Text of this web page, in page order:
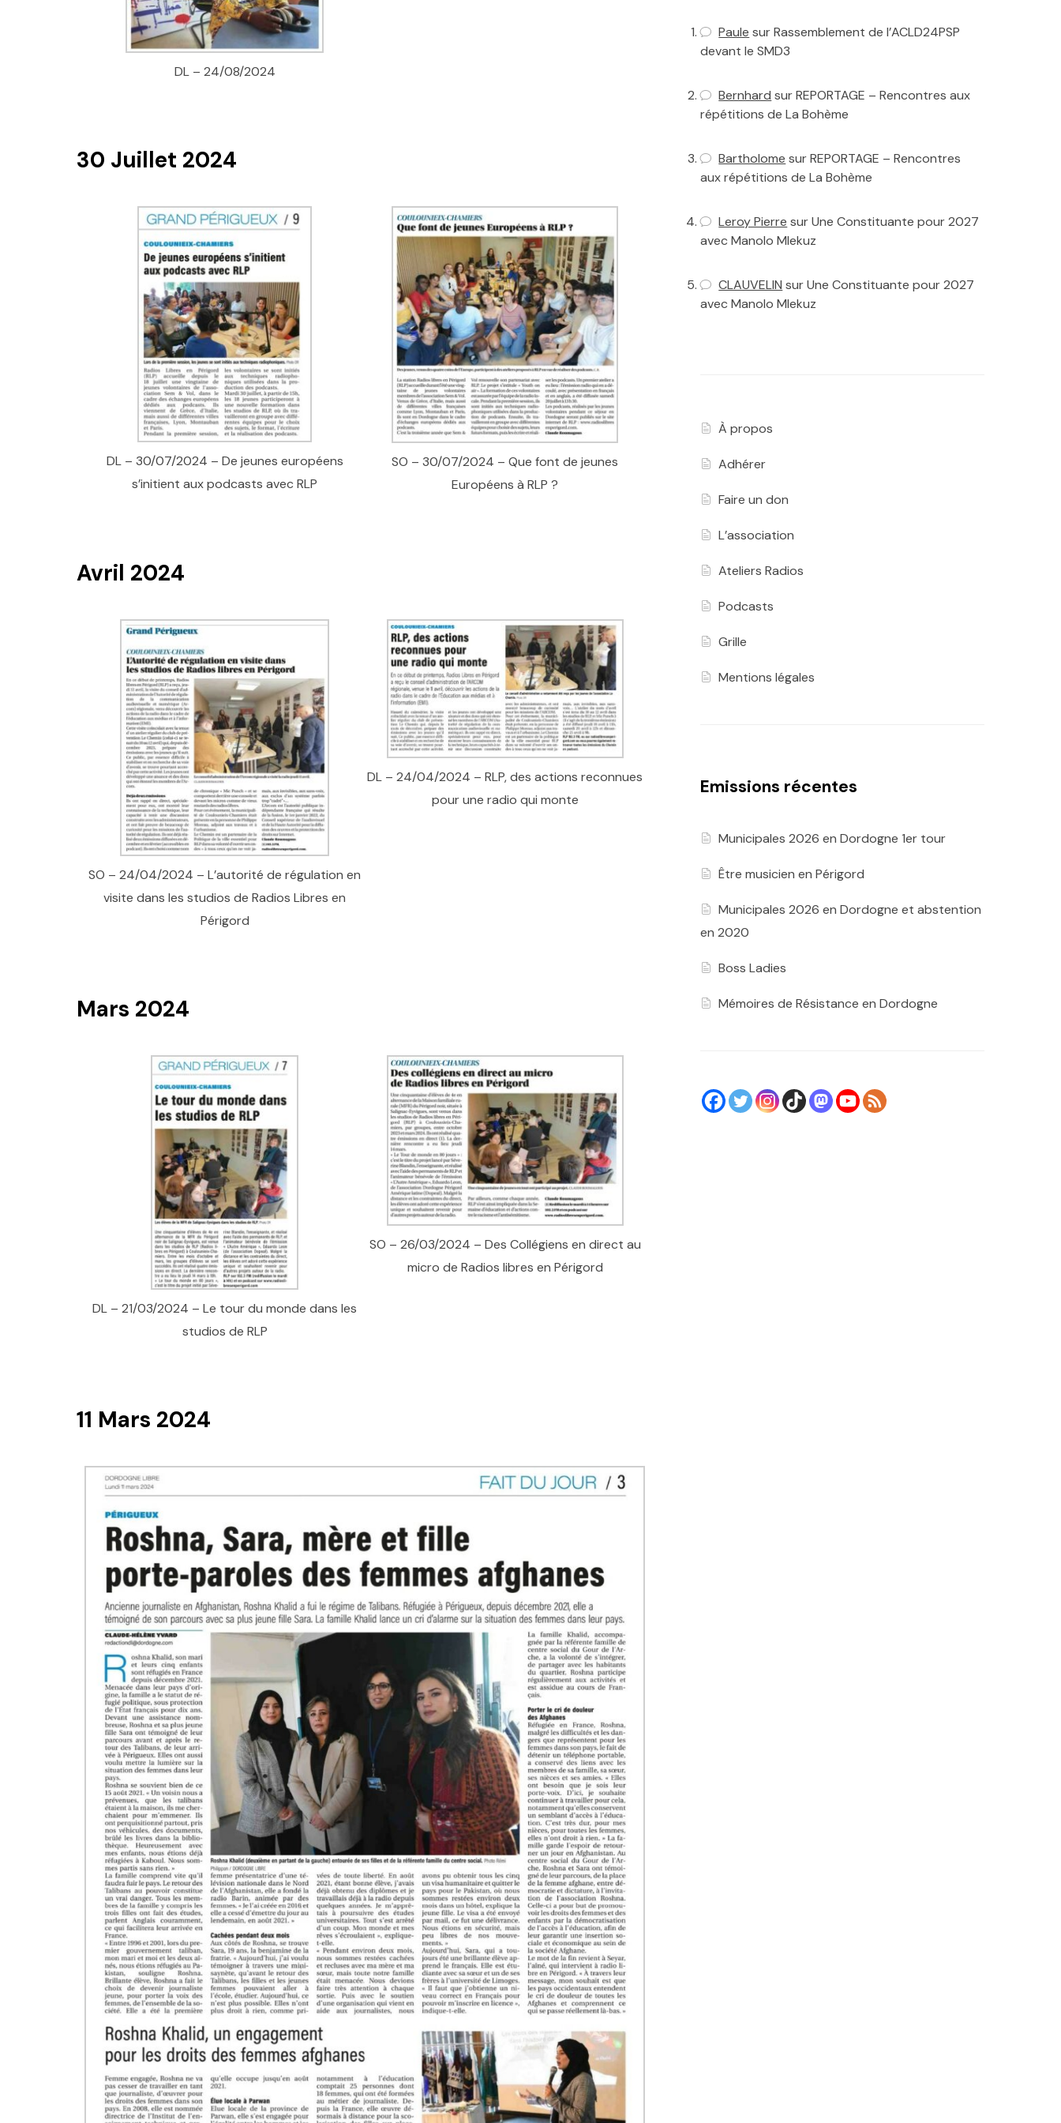
DL – 24/08/2024
30 Juillet 2024
DL – 30/07/2024 – De jeunes européens
s’initient aux podcasts avec RLP
SO – 30/07/2024 – Que font de jeunes
Européens à RLP ?
Avril 2024
SO – 24/04/2024 – L’autorité de régulation en
visite dans les studios de Radios Libres en
Périgord
DL – 24/04/2024 – RLP, des actions reconnues
pour une radio qui monte
Mars 2024
DL – 21/03/2024 – Le tour du monde dans les
studios de RLP
SO – 26/03/2024 – Des Collégiens en direct au
micro de Radios libres en Périgord
11 Mars 2024
Paule surRassemblement de l’ACLD24PSP
devant le SMD3
Bernhard surREPORTAGE – Rencontres aux
répétitions de La Bohème
Bartholome surREPORTAGE – Rencontres
aux répétitions de La Bohème
Leroy Pierre surUne Constituante pour 2027
avec Manolo Mlekuz
CLAUVELIN surUne Constituante pour 2027
avec Manolo Mlekuz
À propos
Adhérer
Faire un don
L’association
Ateliers Radios
Podcasts
Grille
Mentions légales
Emissions récentes
Municipales 2026 en Dordogne 1er tour
Être musicien en Périgord
Municipales 2026 en Dordogne et abstention
en 2020
Boss Ladies
Mémoires de Résistance en Dordogne